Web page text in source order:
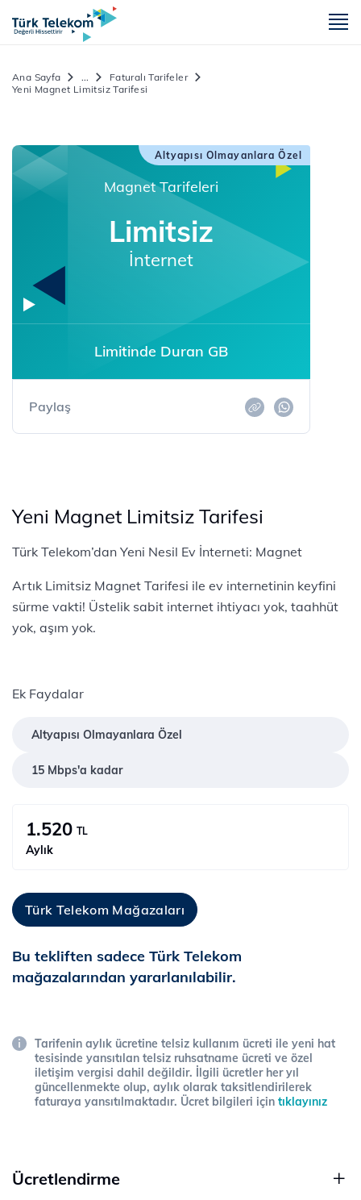
Ana Sayfa ...
Faturalı Tarifeler
Yeni Magnet Limitsiz Tarifesi
Altyapısı Olmayanlara Özel
Magnet Tarifeleri
Limitsiz
İnternet
Limitinde Duran GB
Paylaş
Yeni Magnet Limitsiz Tarifesi
Türk Telekom’dan Yeni Nesil Ev İnterneti: Magnet
Artık Limitsiz Magnet Tarifesi ile ev internetinin keyfini
sürme vakti! Üstelik sabit internet ihtiyacı yok, taahhüt
yok, aşım yok.
Ek Faydalar
Altyapısı Olmayanlara Özel
15 Mbps'a kadar
1.520 TL
Aylık
Türk Telekom Mağazaları
Bu tekliften sadece Türk Telekom
mağazalarından yararlanılabilir.
Tarifenin aylık ücretine telsiz kullanım ücreti ile yeni hat
tesisinde yansıtılan telsiz ruhsatname ücreti ve özel
iletişim vergisi dahil değildir. İlgili ücretler her yıl
güncellenmekte olup, aylık olarak taksitlendirilerek
faturaya yansıtılmaktadır. Ücret bilgileri için tıklayınız
Ücretlendirme